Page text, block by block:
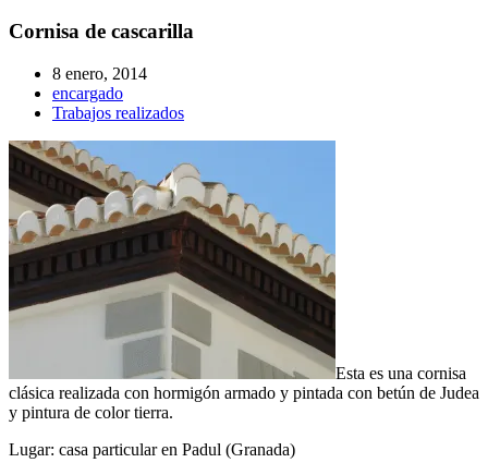
Cornisa de cascarilla
8 enero, 2014
encargado
Trabajos realizados
Esta es una cornisa
clásica realizada con hormigón armado y pintada con betún de Judea
y pintura de color tierra.
Lugar: casa particular en Padul (Granada)